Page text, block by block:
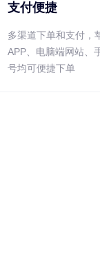
支付便捷
多渠道下单和支付，
APP、电脑端网站、
号均可便捷下单